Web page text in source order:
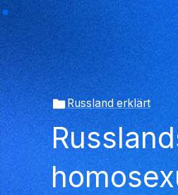
Russland erklärt